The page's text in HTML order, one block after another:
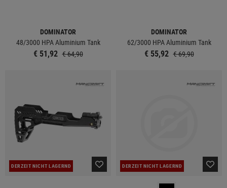
DOMINATOR
48/3000 HPA Aluminium Tank
€ 51,92 € 64,90
DOMINATOR
62/3000 HPA Aluminium Tank
€ 55,92 € 69,90
DERZEIT NICHT LAGERND DERZEIT NICHT LAGERND